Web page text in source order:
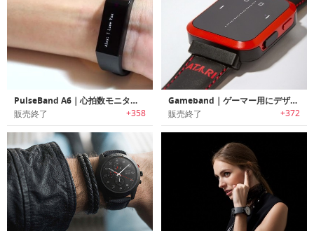
PulseBand A6｜心拍数モニター搭載低価格多機能スマートバンド「パルスバンド」
販売終了 +358
Gameband｜ゲーマー用にデザインされたパワフルスマートウォッチ「ゲーマーバンド」
販売終了 +372